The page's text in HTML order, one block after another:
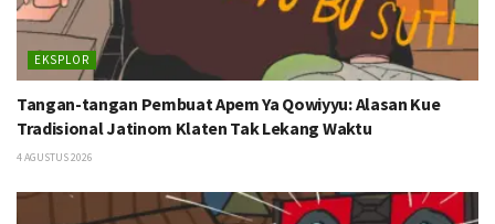
EKSPLOR
Tangan-tangan Pembuat Apem Ya Qowiyyu: Alasan Kue
Tradisional Jatinom Klaten Tak Lekang Waktu
4 AGUSTUS 2026